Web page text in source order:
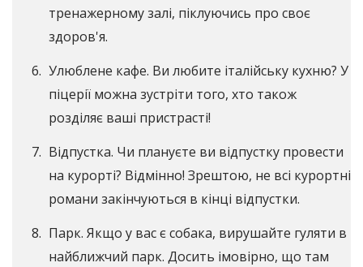
тренажерному залі, піклуючись про своє
здоров'я.
Улюблене кафе. Ви любите італійську кухню? У
піцерії можна зустріти того, хто також
розділяє ваші пристрасті!
Відпустка. Чи плануєте ви відпустку провести
на курорті? Відмінно! Зрештою, не всі курортні
романи закінчуються в кінці відпустки.
Парк. Якщо у вас є собака, вирушайте гуляти в
найближчий парк. Досить імовірно, що там